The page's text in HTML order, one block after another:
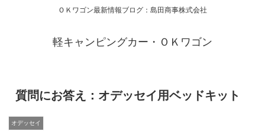
ＯＫワゴン最新情報ブログ：島田商事株式会社
軽キャンピングカー・ＯＫワゴン
質問にお答え：オデッセイ用ベッドキット
オデッセイ